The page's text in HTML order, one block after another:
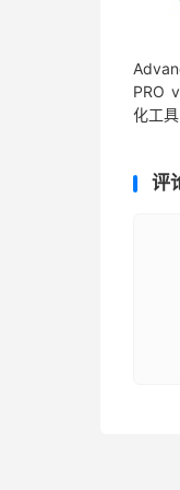
PRO
化工具
评